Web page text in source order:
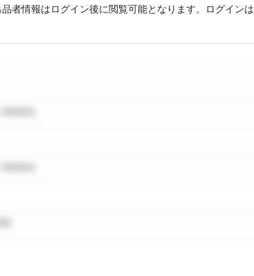
者情報はログイン後に閲覧可能となります。ログインは